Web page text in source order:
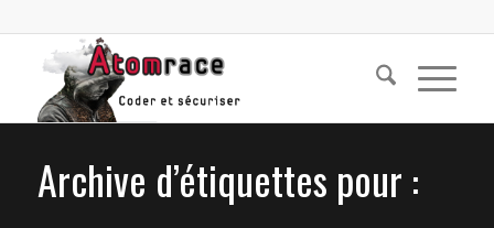
Archive d’étiquettes pour :